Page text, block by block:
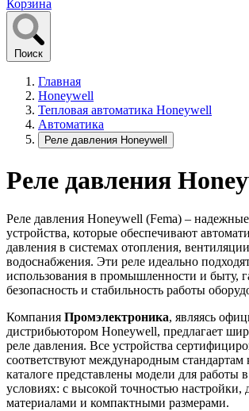
Корзина
Поиск
Главная
Honeywell
Тепловая автоматика Honeywell
Автоматика
Реле давления Honeywell
Реле давления
Реле давления Honeywell (Fema) –
устройства, которые обеспечивают
давления в системах отопления,
водоснабжения. Эти реле идеально
использования в промышленности и быту,
безопасность и стабильность работы
Компания Промэлектроника, являясь
дистрибьютором Honeywell, предлагает
реле давления. Все устройства
соответствуют международным стандартам
каталоге представлены модели для работы
условиях: с высокой точностью настройки,
материалами и компактными размерами.